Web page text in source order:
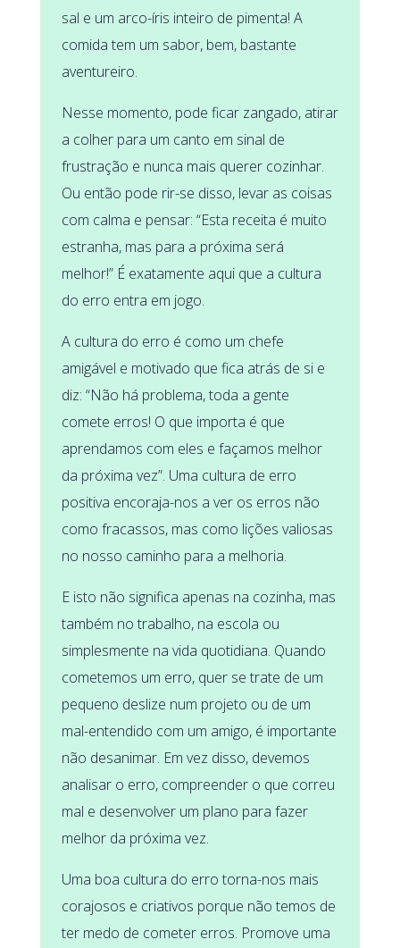
sal e um arco-íris inteiro de pimenta! A
comida tem um sabor, bem, bastante
aventureiro.
Nesse momento, pode ficar zangado, atirar
a colher para um canto em sinal de
frustração e nunca mais querer cozinhar.
Ou então pode rir-se disso, levar as coisas
com calma e pensar: “Esta receita é muito
estranha, mas para a próxima será
melhor!” É exatamente aqui que a cultura
do erro entra em jogo.
A cultura do erro é como um chefe
amigável e motivado que fica atrás de si e
diz: “Não há problema, toda a gente
comete erros! O que importa é que
aprendamos com eles e façamos melhor
da próxima vez”. Uma cultura de erro
positiva encoraja-nos a ver os erros não
como fracassos, mas como lições valiosas
no nosso caminho para a melhoria.
E isto não significa apenas na cozinha, mas
também no trabalho, na escola ou
simplesmente na vida quotidiana. Quando
cometemos um erro, quer se trate de um
pequeno deslize num projeto ou de um
mal-entendido com um amigo, é importante
não desanimar. Em vez disso, devemos
analisar o erro, compreender o que correu
mal e desenvolver um plano para fazer
melhor da próxima vez.
Uma boa cultura do erro torna-nos mais
corajosos e criativos porque não temos de
ter medo de cometer erros. Promove uma